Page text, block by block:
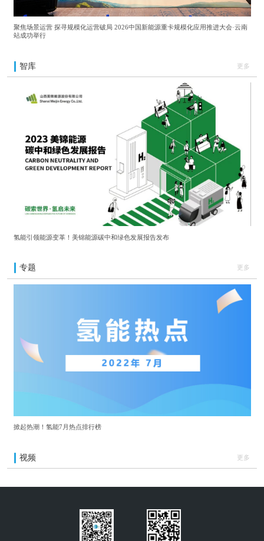
聚焦场景运营 探寻规模化运营破局 2026中国新能源重卡规模化应用推进大会·云南
站成功举行
智库 更多
氢能引领能源变革！美锦能源碳中和绿色发展报告发布
专题 更多
掀起热潮！氢能7月热点排行榜
视频 更多